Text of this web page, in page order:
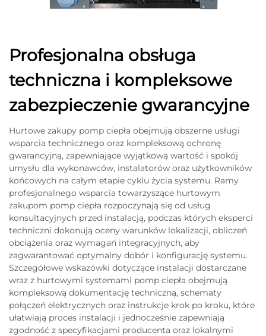
Profesjonalna obsługa
techniczna i kompleksowe
zabezpieczenie gwarancyjne
Hurtowe zakupy pomp ciepła obejmują obszerne usługi
wsparcia technicznego oraz kompleksową ochronę
gwarancyjną, zapewniające wyjątkową wartość i spokój
umysłu dla wykonawców, instalatorów oraz użytkowników
końcowych na całym etapie cyklu życia systemu. Ramy
profesjonalnego wsparcia towarzyszące hurtowym
zakupom pomp ciepła rozpoczynają się od usług
konsultacyjnych przed instalacją, podczas których eksperci
techniczni dokonują oceny warunków lokalizacji, obliczeń
obciążenia oraz wymagań integracyjnych, aby
zagwarantować optymalny dobór i konfigurację systemu.
Szczegółowe wskazówki dotyczące instalacji dostarczane
wraz z hurtowymi systemami pomp ciepła obejmują
kompleksową dokumentację techniczną, schematy
połączeń elektrycznych oraz instrukcje krok po kroku, które
ułatwiają proces instalacji i jednocześnie zapewniają
zgodność z specyfikacjami producenta oraz lokalnymi